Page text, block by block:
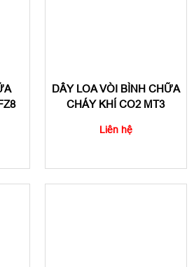
DÂY LOA VÒI BÌNH CHỮA
CHÁY KHÍ CO2 MT3
Liên hệ